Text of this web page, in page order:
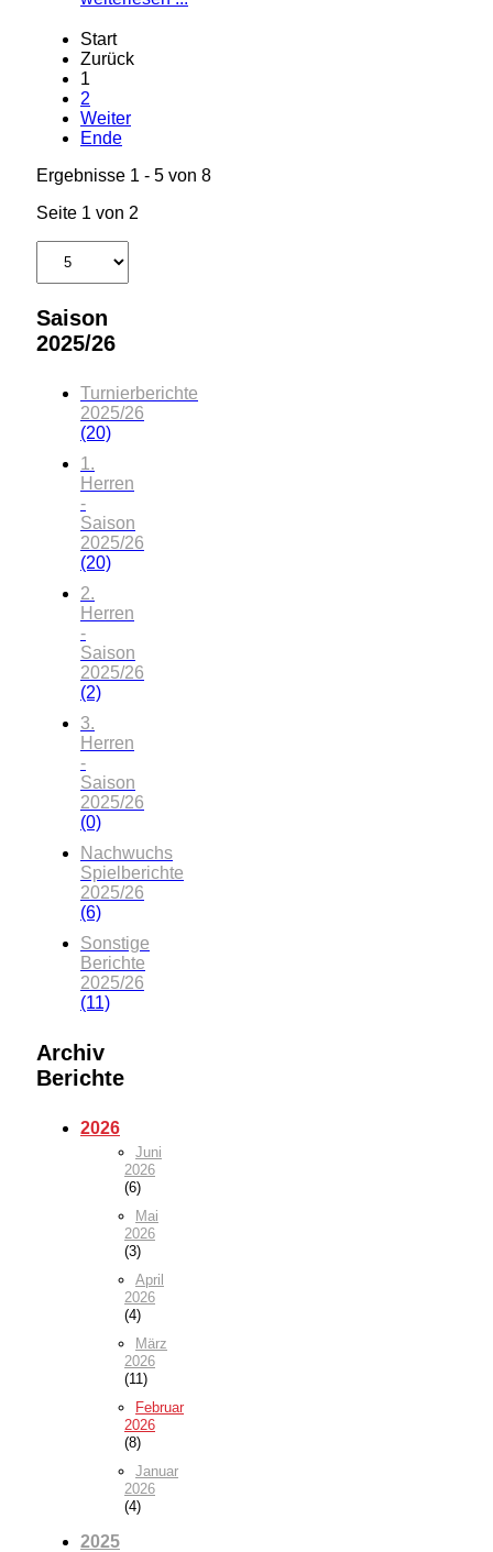
Start
Zurück
1
2
Weiter
Ende
Ergebnisse 1 - 5 von 8
Seite 1 von 2
Saison
2025/26
Turnierberichte
2025/26
(20)
1.
Herren
-
Saison
2025/26
(20)
2.
Herren
-
Saison
2025/26
(2)
3.
Herren
-
Saison
2025/26
(0)
Nachwuchs
Spielberichte
2025/26
(6)
Sonstige
Berichte
2025/26
(11)
Archiv
Berichte
2026
Juni
2026
(6)
Mai
2026
(3)
April
2026
(4)
März
2026
(11)
Februar
2026
(8)
Januar
2026
(4)
2025